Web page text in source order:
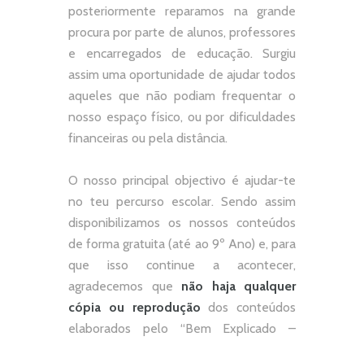
posteriormente reparamos na grande
procura por parte de alunos, professores
e encarregados de educação. Surgiu
assim uma oportunidade de ajudar todos
aqueles que não podiam frequentar o
nosso espaço físico, ou por dificuldades
financeiras ou pela distância.
O nosso principal objectivo é ajudar-te
no teu percurso escolar. Sendo assim
disponibilizamos os nossos conteúdos
de forma gratuita (até ao 9º Ano) e, para
que isso continue a acontecer,
agradecemos que não
haja qualquer
cópia ou reprodução dos conteúdos
elaborados pelo “Bem Explicado –